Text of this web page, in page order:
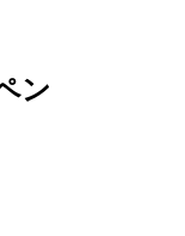
ン